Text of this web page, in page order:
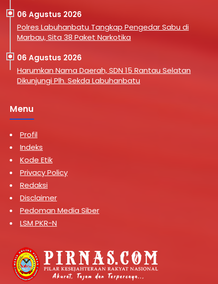
06 Agustus 2026
Polres Labuhanbatu Tangkap Pengedar Sabu di
Marbau, Sita 38 Paket Narkotika
06 Agustus 2026
Harumkan Nama Daerah, SDN 15 Rantau Selatan
Dikunjungi Plh. Sekda Labuhanbatu
Menu
Profil
Indeks
Kode Etik
Privacy Policy
Redaksi
Disclaimer
Pedoman Media Siber
LSM PKR-N